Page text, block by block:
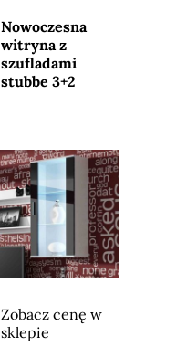
sklepu
Nowoczesna
witryna z
szufladami
stubbe 3+2
Zobacz cenę w
sklepie